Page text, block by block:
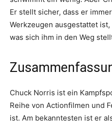
Er stellt sicher, dass er
Werkzeugen ausgestattet
was sich ihm in den Weg
Chuck Norris ist ein
Reihe von Actionfilmen und
ist. Am bekanntesten ist er